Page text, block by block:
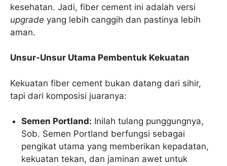
kesehatan. Jadi, fiber cement ini adalah versi
upgrade yang lebih canggih dan pastinya lebih
aman.
Unsur-Unsur Utama Pembentuk Kekuatan
Kekuatan fiber cement bukan datang dari sihir,
tapi dari komposisi juaranya:
Semen Portland: Inilah tulang punggungnya,
Sob. Semen Portland berfungsi sebagai
pengikat utama yang memberikan kepadatan,
kekuatan tekan, dan jaminan awet untuk